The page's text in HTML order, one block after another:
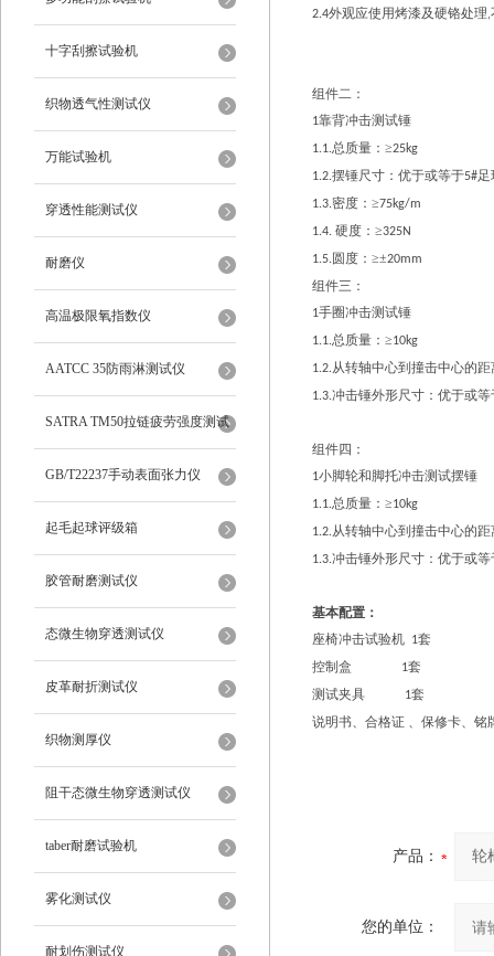
十字刮擦试验机
织物透气性测试仪
万能试验机
穿透性能测试仪
耐磨仪
高温极限氧指数仪
AATCC 35防雨淋测试仪
SATRA TM50拉链疲劳强度测试
仪
GB/T22237手动表面张力仪
起毛起球评级箱
胶管耐磨测试仪
态微生物穿透测试仪
皮革耐折测试仪
织物测厚仪
阻干态微生物穿透测试仪
taber耐磨试验机
雾化测试仪
耐划伤测试仪
2.4外观应使用烤漆及硬铬处理,
组件二：
1靠背冲击测试锤
1.1.总质量：≥25kg
1.2.摆锤尺寸：优于或等于5#
1.3.密度：≥75kg/m
1.4. 硬度：≥325N
1.5. 圆度：≥±20mm
组件三：
1手圈冲击测试锤
1.1.总质量：≥10kg
1.2.从转轴中心到撞击中心的
1.3.冲击锤外形尺寸：优于或等
组件四：
1小脚轮和脚托冲击测试摆锤
1.1.总质量：≥10kg
1.2.从转轴中心到撞击中心的
1.3.冲击锤外形尺寸：优于或等
基本配置：
座椅冲击试验机 1套
控制盒 1套
测试夹具 1套
说明书、合格证 、保修卡、铭
产品：
您的单位：